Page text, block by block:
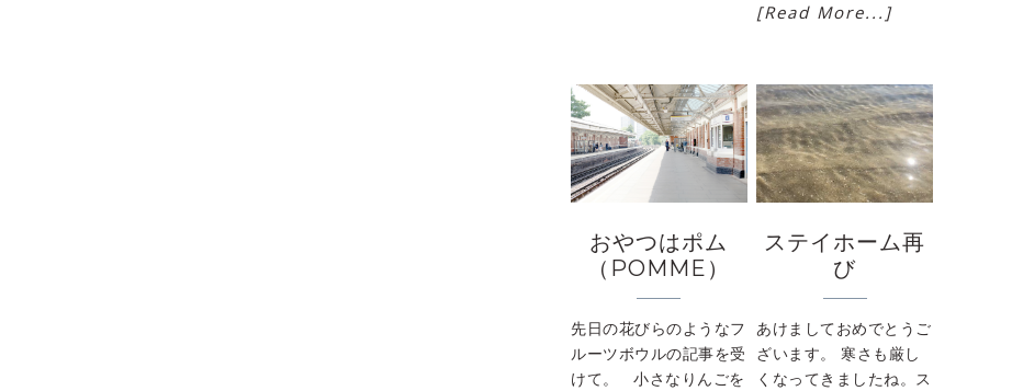
[Read More...]
おやつはポム
（POMME）
先日の花びらのようなフ
ルーツボウルの記事を受
けて。 小さなりんごを
ステイホーム再
び
あけましておめでとうご
ざいます。 寒さも厳し
くなってきましたね。ス